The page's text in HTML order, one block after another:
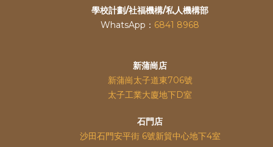
學校計劃/社福機構/私人機構部
WhatsApp： 6841 8968
新蒲崗店
新蒲崗太子道東706號
太子工業大廈地下D室
石門店
沙田石門安平街 6號新貿中心地下4室